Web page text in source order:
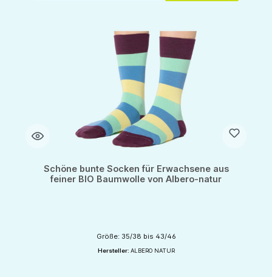
Schöne bunte Socken für Erwachsene aus
feiner BIO Baumwolle von Albero-natur
Größe: 35/38 bis 43/46
Hersteller: ALBERO NATUR